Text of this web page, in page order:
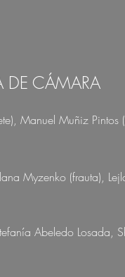
CÁMARA
Manuel Muñiz Pintos
Myzenko (frauta),
Abeledo Losada,